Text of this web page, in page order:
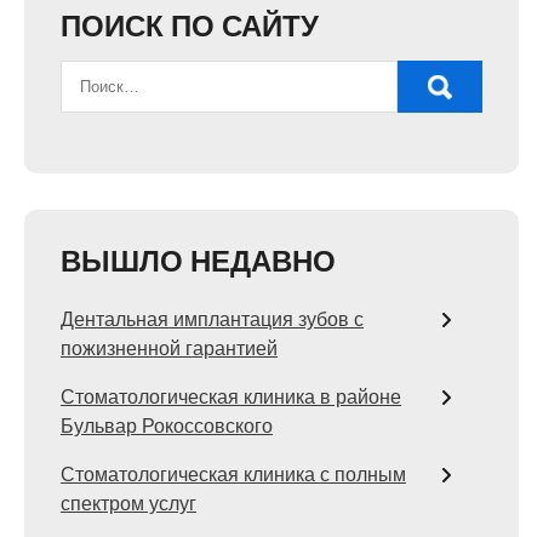
ПОИСК ПО САЙТУ
ВЫШЛО НЕДАВНО
Дентальная имплантация зубов с
пожизненной гарантией
Стоматологическая клиника в районе
Бульвар Рокоссовского
Стоматологическая клиника с полным
спектром услуг